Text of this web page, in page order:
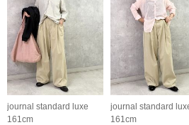
journal standard luxe
161cm
journal standard
161cm